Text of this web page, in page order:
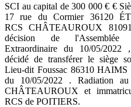
SCI au capital de 300 000 € €
17 rue du Cormier 36120
RCS CHÂTEAUROUX
décision de l'Assemblée
Extraordinaire du 10/05/
décidé de transférer le siège
Lieu-dit Foussac 86310 HAIMS
du 10/05/2022 . Radiation
CHÂTEAUROUX et
RCS de POITIERS.